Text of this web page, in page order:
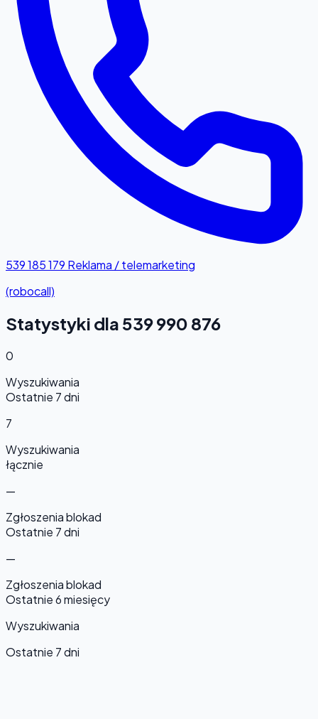
539 185 179 Reklama / telemarketing
(robocall)
Statystyki dla 539 990 876
0
Wyszukiwania
Ostatnie 7 dni
7
Wyszukiwania
łącznie
—
Zgłoszenia blokad
Ostatnie 7 dni
—
Zgłoszenia blokad
Ostatnie 6 miesięcy
Wyszukiwania
Ostatnie 7 dni